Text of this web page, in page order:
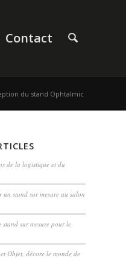
Contact
du stand Ophtalmic
de la logistique et du
stand sur mesure au salon
sur mesure pour le
Objet, décore le monde de